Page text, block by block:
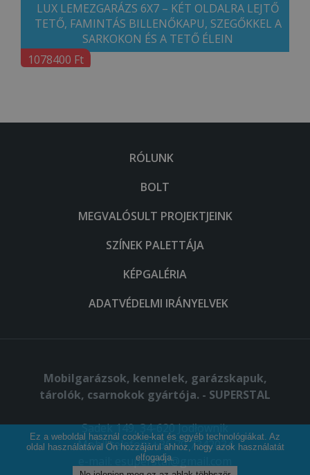
LUX LEMEZGARÁZS 6X7 – KÉT OLDALRA LEJTŐ
TETŐ, FAMINTÁS BILLENŐKAPU, SZEGŐKKEL A
SARKOKON ÉS A TETŐ ÉLEIN
1078400 Ft
RÓLUNK
BOLT
MEGVALÓSULT PROJEKTJEINK
SZÍNEK PALETTÁJA
KÉPGALÉRIA
ADATVÉDELMI IRÁNYELVEK
Mobilgarázsok, kennelek, garázskapuk,
tárolók, csarnokok gyártója. - SUPERSTAL
Sadek 149, 34-620 Jodłownik
Mobil telefon: +36 70 7342034
esuperstal@gmail.com
Ez a weboldal használ cookie-kat és egyéb technológiákat. Az
oldal használatával Ön hozzájárul ahhoz, hogy azok használatát
elfogadja.